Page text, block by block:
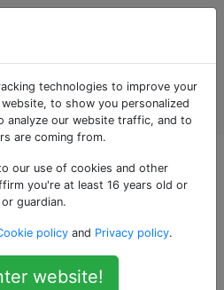
et
Account
marquées
batterie chargée d'un
démarrer un véhicule,
technologies to improve your
to show you personalized
analyze our website traffic, and to
are coming from.
our use of cookies and other
you're at least 16 years old or
guardian.
policy and Privacy policy.
website!